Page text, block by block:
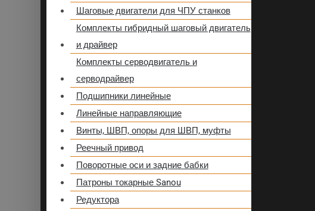
Шаговые двигатели для ЧПУ станков
Комплекты гибридный шаговый двигатель
и драйвер
Комплекты серводвигатель и
серводрайвер
Подшипники линейные
Линейные направляющие
Винты, ШВП, опоры для ШВП, муфты
Реечный привод
Поворотные оси и задние бабки
Патроны токарные Sanou
Редуктора